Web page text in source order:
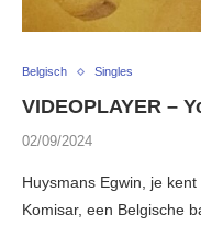
Belgisch Singles
VIDEOPLAYER –
02/09/2024
Huysmans Egwin, je
Komisar, een Belgische